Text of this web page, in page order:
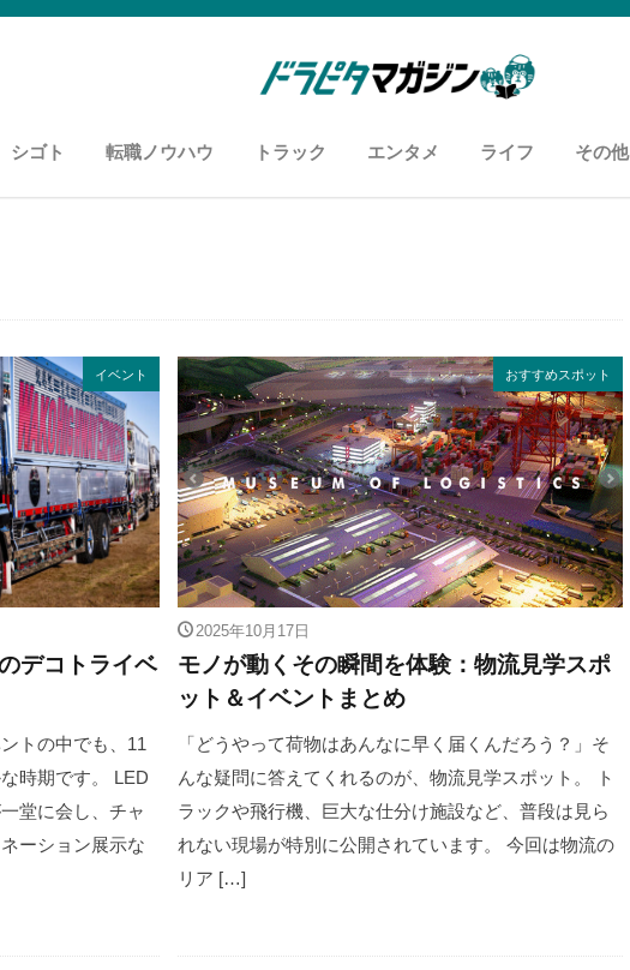
シゴト 転職ノウハウ トラック エンタメ ライフ その他
イベント
デコトライベ
トの中でも、11
時期です。 LED
堂に会し、チャ
ーション展示な
おすすめスポット
2025年10月17日
モノが動くその瞬間を体験：物流見学スポ
ット＆イベントまとめ
「どうやって荷物はあんなに早く届くんだろう？」そ
んな疑問に答えてくれるのが、物流見学スポット。 ト
ラックや飛行機、巨大な仕分け施設など、普段は見ら
れない現場が特別に公開されています。 今回は物流の
リア […]